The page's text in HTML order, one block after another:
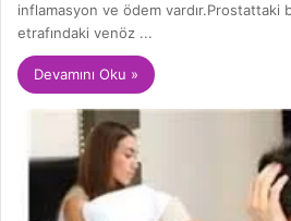
inflamasyon ve ödem vardır.Prostattaki
etrafındaki venöz ...
Devamını Oku »